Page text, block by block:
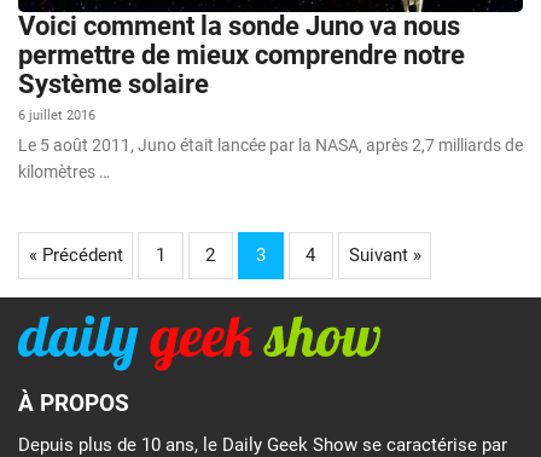
Voici comment la sonde Juno va nous
permettre de mieux comprendre notre
Système solaire
6 juillet 2016
Le 5 août 2011, Juno était lancée par la NASA, après 2,7 milliards de
kilomètres …
« Précédent 1 2 3 4 Suivant »
À PROPOS
Depuis plus de 10 ans, le Daily Geek Show se caractérise par